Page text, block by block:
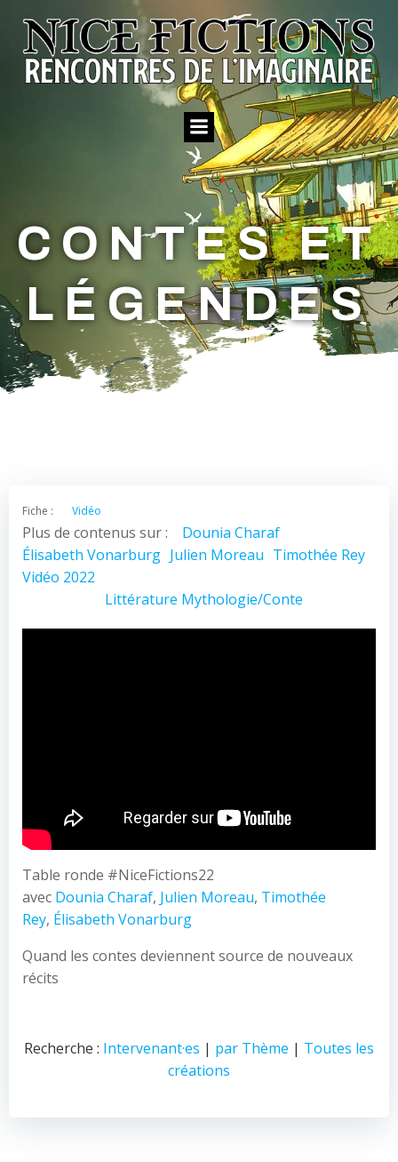
au
contenu
CONTES ET
LÉGENDES
Fiche : Vidéo
Plus de contenus sur :
Dounia Charaf
Élisabeth Vonarburg Julien Moreau Timothée Rey
Vidéo 2022
Littérature Mythologie/Conte
Table ronde #NiceFictions22
avec Dounia Charaf, Julien Moreau, Timothée
Rey, Élisabeth Vonarburg
Quand les contes deviennent source de nouveaux
récits
Recherche : Intervenant·es | par Thème | Toutes les
créations